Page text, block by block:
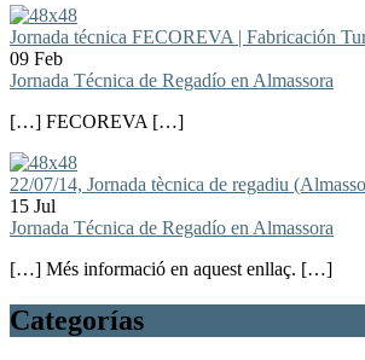
Jornada técnica FECOREVA | Fabricación
09 Feb
Jornada Técnica de Regadío en Almassora
[…] FECOREVA […]
22/07/14, Jornada tècnica de regadiu
15 Jul
Jornada Técnica de Regadío en Almassora
[…] Més informació en aquest enllaç. […]
Categorías